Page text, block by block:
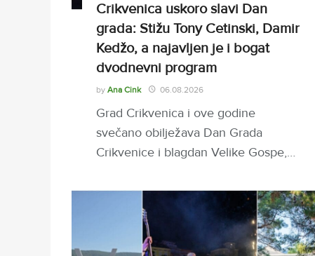
Crikvenica uskoro slavi Dan
grada: Stižu Tony Cetinski, Damir
Kedžo, a najavljen je i bogat
dvodnevni program
by Ana Cink 06.08.2026
Grad Crikvenica i ove godine
svečano obilježava Dan Grada
Crikvenice i blagdan Velike Gospe,…